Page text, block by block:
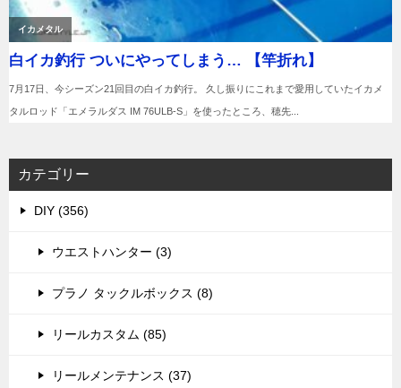
カテゴリー
DIY (356)
ウエストハンター (3)
プラノ タックルボックス (8)
リールカスタム (85)
リールメンテナンス (37)